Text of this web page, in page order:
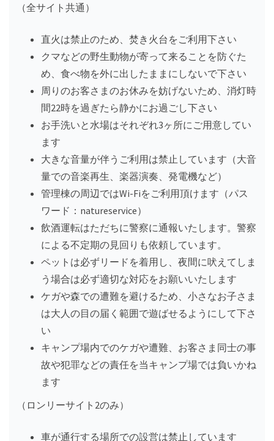
（全サイト共通）
直火は禁止のため、焚き火台をご利用下さい
クマなどの野生動物が寄って来ることを防ぐた
め、食べ物を外に出したままにしないで下さい
周りのお客さまのお休みを妨げないため、消灯時
間22時を過ぎたら静かにお過ごし下さい
お手洗いと水場はそれぞれ3ヶ所にご用意してい
ます
大きな音量が伴うご利用は禁止しています（大音
量での音楽再生、楽器演奏、発電機など）
管理棟の周辺ではWi-Fiをご利用頂けます（パス
ワード：natureservice）
飲酒運転はただちに警察に通報いたします。警察
による不定期の見回りも依頼しています。
ペットは必ずリードを着用し、夜間に吠えてしま
う場合は必ず適切な対応をお願いいたします
ケガや森での遭難を避けるため、小さなお子さま
は大人の目の届く範囲で遊ばせるようにして下さ
い
キャンプ場内でのケガや遭難、お客さま同士の事
故や犯罪などの責任を当キャンプ場では負いかね
ます
（ロンリーサイト2のみ）
車が通行する場所での設営は禁止しています